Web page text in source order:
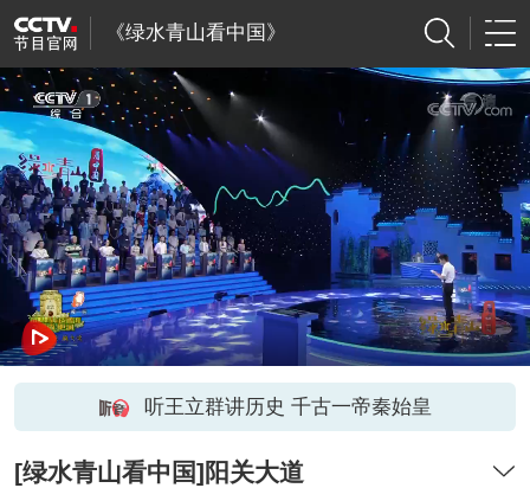
《绿水青山看中国》
听王立群讲历史 千古一帝秦始皇
[绿水青山看中国]阳关大道